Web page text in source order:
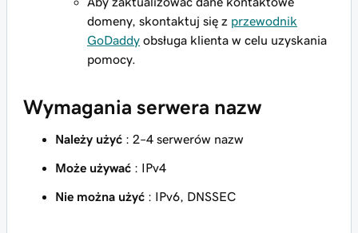
domeny, skontaktuj się z przewodnik
GoDaddy obsługa klienta w celu uzyskania
pomocy.
Wymagania serwera nazw
Należy użyć : 2–4 serwerów nazw
Może używać : IPv4
Nie można użyć : IPv6, DNSSEC